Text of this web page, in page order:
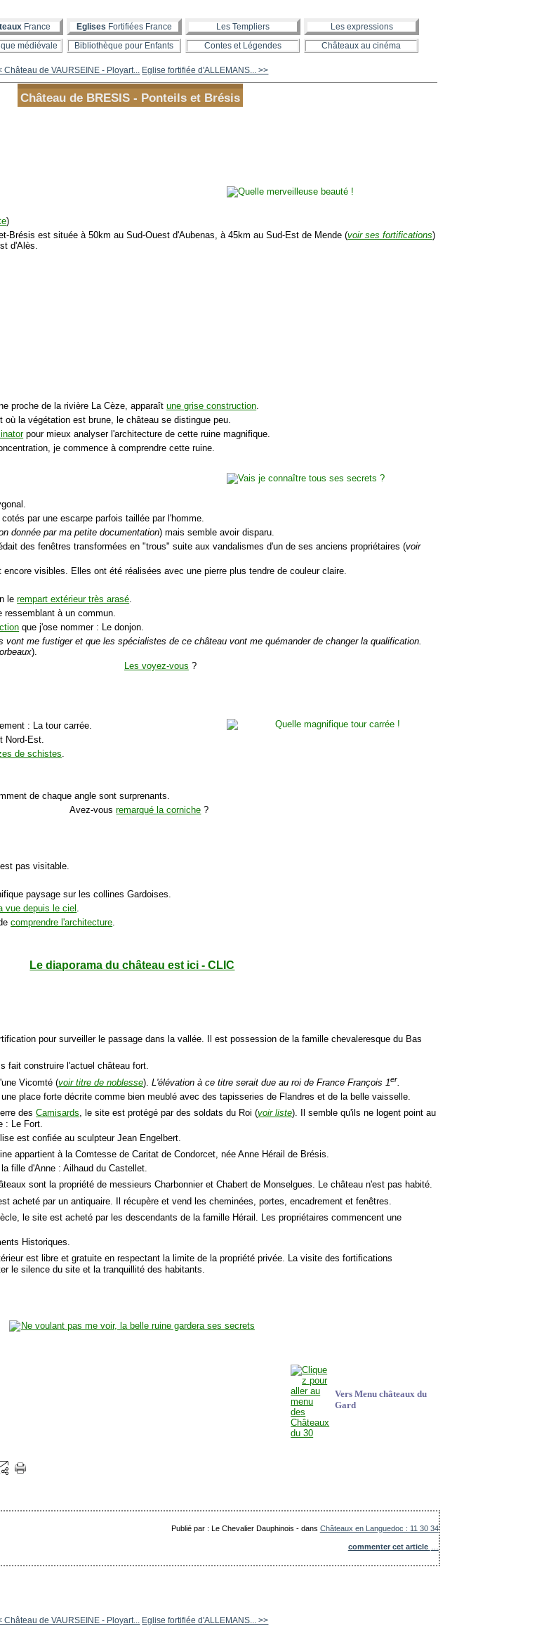
France Eglises Fortifiées France Les Templiers
Les expressions
médiévale Bibliothèque pour Enfants Contes et Légendes Châteaux au cinéma
Château de VAURSEINE - Ployart... Eglise fortifiée d'ALLEMANS... >>
Château de BRESIS - Ponteils et Brésis
)
Brésis est située à 50km au Sud-Ouest d'Aubenas, à 45km au Sud-Est de Mende (voir ses fortifications)
d'Alès.
proche de la rivière La Cèze, apparaîtune grise construction
la végétation est brune, le château se distingue peu.
pour mieux analyser l'architecture de cette ruine magnifique.
je commence à comprendre cette ruine.
par une escarpe parfois taillée par l'homme.
donnée par ma petite documentation) mais semble avoir disparu.
des fenêtres transformées en "trous" suite aux vandalismes d'un de ses anciens propriétaires (voir
visibles. Elles ont été réalisées avec une pierre plus tendre de couleur claire.
lerempart extérieur très arasé
à un commun.
que j'ose nommer : Le donjon.
vont me fustiger et que les spécialistes de ce château vont me quémander de changer la qualification.
).
Les voyez-vous ?
: La tour carrée.
Nord-Est.
de schistes
de chaque angle sont surprenants.
Avez-vousremarqué la corniche ?
pas visitable.
paysage sur les collines Gardoises.
vue depuis le ciel
comprendre l'architecture
Le diaporama du château est ici - CLIC
pour surveiller le passage dans la vallée. Il est possession de la famille chevaleresque du Bas
fait construire l'actuel château fort.
Vicomté (voir titre de noblesse).L'élévation à ce titre serait due au roi de France François 1er.
place forte décrite comme bien meublé avec des tapisseries de Flandres et de la belle vaisselle.
desCamisards, le site est protégé par des soldats du Roi (voir liste). Il semble qu'ils ne logent point au
: Le Fort.
est confiée au sculpteur Jean Engelbert.
appartient à la Comtesse de Caritat de Condorcet, née Anne Hérail de Brésis.
fille d'Anne : Ailhaud du Castellet.
sont la propriété de messieurs Charbonnier et Chabert de Monselgues. Le château n'est pas habité.
acheté par un antiquaire. Il récupère et vend les cheminées, portes, encadrement et fenêtres.
le site est acheté par les descendants de la famille Hérail. Les propriétaires commencent une
Historiques.
est libre et gratuite en respectant la limite de la propriété privée. La visite des fortifications
le silence du site et la tranquillité des habitants.
Vers Menu châteaux du
Gard
Publié par : Le Chevalier Dauphinois -dans Châteaux en Languedoc : 11 30 34
commenter cet article
Château de VAURSEINE - Ployart... Eglise fortifiée d'ALLEMANS... >>